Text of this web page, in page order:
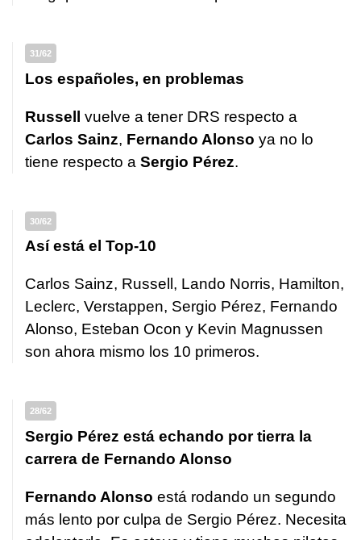
31/62
Los españoles, en problemas
Russell vuelve a tener DRS respecto a
Carlos Sainz, Fernando Alonso ya no lo
tiene respecto a Sergio Pérez.
30/62
Así está el Top-10
Carlos Sainz, Russell, Lando Norris, Hamilton,
Leclerc, Verstappen, Sergio Pérez, Fernando
Alonso, Esteban Ocon y Kevin Magnussen
son ahora mismo los 10 primeros.
28/62
Sergio Pérez está echando por tierra la
carrera de Fernando Alonso
Fernando Alonso está rodando un segundo
más lento por culpa de Sergio Pérez. Necesita